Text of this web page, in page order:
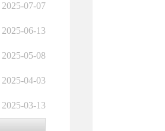
2025-07-07
2025-06-13
2025-05-08
2025-04-03
2025-03-13